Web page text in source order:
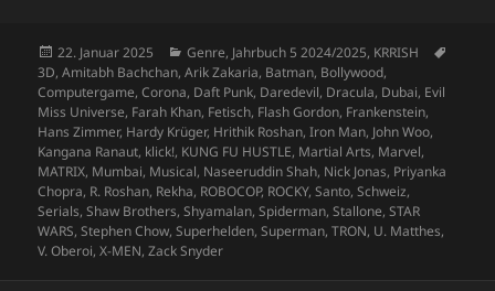
Veröffentlicht
am
22. Januar 2025 Kategorien
Genre, Jahrbuch 5 2024/2025, KRRISH
3D,Amitabh Bachchan,Arik Zakaria, Batman, Bollywood,
Computergame,Corona, Daft Punk, Daredevil, Dracula, Dubai, Evil
Miss Universe, Farah Khan, Fetisch, Flash Gordon, Frankenstein,
Hans Zimmer, Hardy Krüger, Hrithik Roshan,Iron Man, John Woo,
Kangana Ranaut, klick!, KUNG FU HUSTLE, Martial Arts, Marvel,
MATRIX, Mumbai, Musical, Naseeruddin Shah, Nick Jonas, Priyanka
Chopra, R. Roshan, Rekha, ROBOCOP, ROCKY,Santo,Schweiz,
Serials,Shaw Brothers,Shyamalan,Spiderman,Stallone,STAR
WARS,Stephen Chow,Superhelden,Superman,TRON, U. Matthes,
V. Oberoi,X-MEN,Zack Snyder